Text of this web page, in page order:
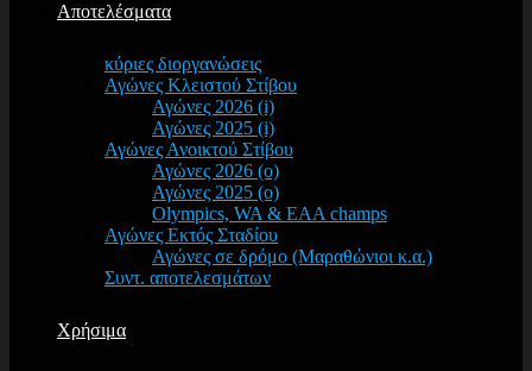
Αποτελέσματα
κύριες διοργανώσεις
Αγώνες Κλειστού Στίβου
Αγώνες 2026 (i)
Αγώνες 2025 (i)
Αγώνες Ανοικτού Στίβου
Αγώνες 2026 (o)
Αγώνες 2025 (o)
Olympics, WA & EAA champs
Αγώνες Εκτός Σταδίου
Αγώνες σε δρόμο (Μαραθώνιοι κ.α.)
Συντ. αποτελεσμάτων
Χρήσιμα